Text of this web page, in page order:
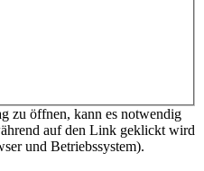
zu öffnen, kann es notwendig
auf den Link geklickt wird
und Betriebssystem).